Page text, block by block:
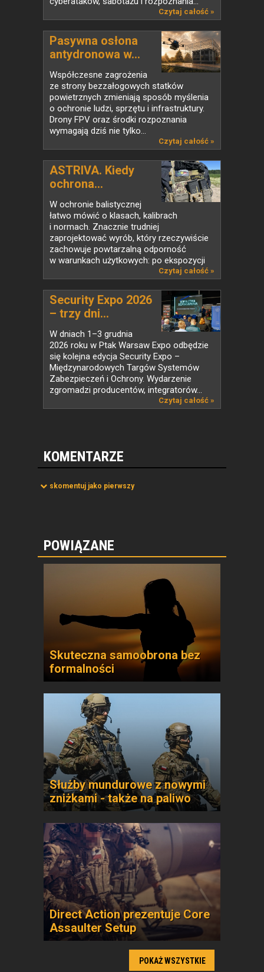
Czytaj całość »
Pasywna osłona
antydronowa w...
Współczesne zagrożenia
ze strony bezzałogowych statków
powietrznych zmieniają sposób myślenia
o ochronie ludzi, sprzętu i infrastruktury.
Drony FPV oraz środki rozpoznania
wymagają dziś nie tylko...
Czytaj całość »
ASTRIVA. Kiedy
ochrona...
W ochronie balistycznej
łatwo mówić o klasach, kalibrach
i normach. Znacznie trudniej
zaprojektować wyrób, który rzeczywiście
zachowuje powtarzalną odporność
w warunkach użytkowych: po ekspozycji
Czytaj całość »
Security Expo 2026
– trzy dni...
W dniach 1–3 grudnia
2026 roku w Ptak Warsaw Expo odbędzie
się kolejna edycja Security Expo –
Międzynarodowych Targów Systemów
Zabezpieczeń i Ochrony. Wydarzenie
zgromadzi producentów, integratorów...
Czytaj całość »
KOMENTARZE
skomentuj jako pierwszy
POWIĄZANE
Skuteczna samoobrona bez
formalności
Służby mundurowe z nowymi
zniżkami - także na paliwo
Direct Action prezentuje Core
Assaulter Setup
POKAŻ WSZYSTKIE